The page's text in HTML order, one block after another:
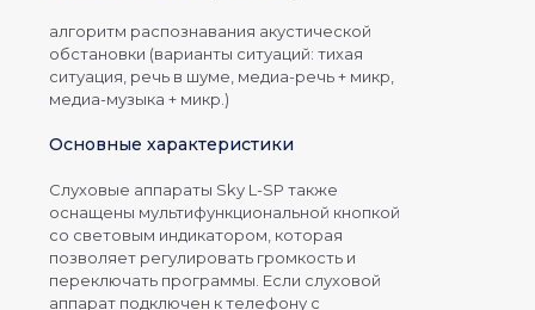
алгоритм распознавания акустической
обстановки (варианты ситуаций: тихая
ситуация, речь в шуме, медиа-речь + микр,
медиа-музыка + микр.)
Основные характеристики
Слуховые аппараты Sky L-SP также
оснащены мультифункциональной кнопкой
со световым индикатором, которая
позволяет регулировать громкость и
переключать программы. Если слуховой
аппарат подключен к телефону с